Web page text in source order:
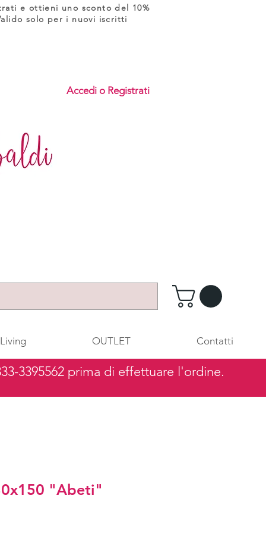
e ottieni uno sconto del 10%
solo per i nuovi iscritti
Accedi o Registrati
Living OUTLET Contatti
3395562 prima di effettuare l'ordine.
"Abeti"